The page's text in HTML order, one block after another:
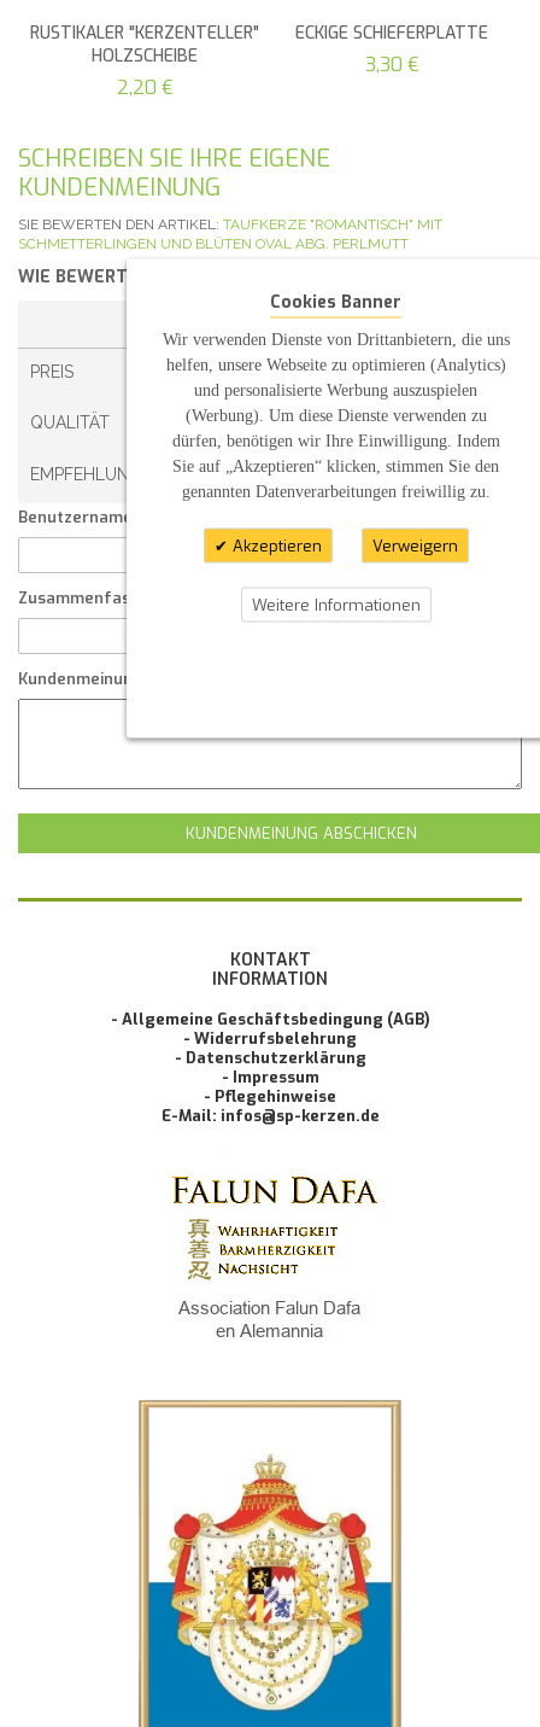
RUSTIKALER "KERZENTELLER"
HOLZSCHEIBE
2,20 €
ECKIGE SCHIEFERPLATTE
3,30 €
SCHREIBEN SIE IHRE EIGENE
KUNDENMEINUNG
SIE BEWERTEN DEN ARTIKEL: TAUFKERZE "ROMANTISCH" MIT
SCHMETTERLINGEN UND BLÜTEN OVAL ABG. PERLMUTT
WIE BEWERTEN SIE DIESEN ARTIKEL?
2 STERNE 3 STERNE
PREIS
QUALITÄT
EMPFEHLUNG
Benutzername:
Zusammenfassung Ihrer Kundenmeinung
Kundenmeinung
KUNDENMEINUNG ABSCHICKEN
KONTAKT
INFORMATION
- Allgemeine Geschäftsbedingung (AGB)
- Widerrufsbelehrung
- Datenschutzerklärung
- Impressum
- Pflegehinweise
E-Mail: infos@sp-kerzen.de
Cookies Banner
Wir verwenden Dienste von Drittanbietern, die uns
helfen, unsere Webseite zu optimieren (Analytics)
und personalisierte Werbung auszuspielen
(Werbung). Um diese Dienste verwenden zu
dürfen, benötigen wir Ihre Einwilligung. Indem
Sie auf „Akzeptieren“ klicken, stimmen Sie den
genannten Datenverarbeitungen freiwillig zu.
Akzeptieren Verweigern
Weitere Informationen